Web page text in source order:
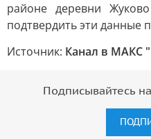
районе деревни
подтвердить эти данные
Источник: Канал в МАКС
Подписывайтесь